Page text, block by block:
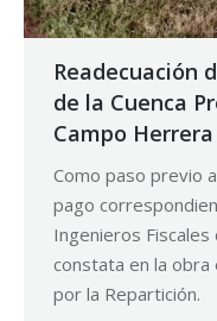
Readecuación
de la Cuenca
Campo Herrera
Como paso previo
pago
Ingenieros Fiscales
constata en la obra
por la Repartición.